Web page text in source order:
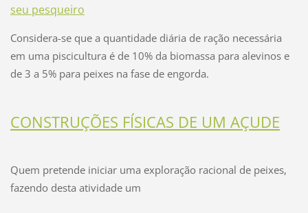
seu pesqueiro
Considera-se que a quantidade diária de ração necessária
em uma piscicultura é de 10% da biomassa para alevinos e
de 3 a 5% para peixes na fase de engorda.
CONSTRUÇÕES FÍSICAS DE UM AÇUDE
Quem pretende iniciar uma exploração racional de peixes,
fazendo desta atividade um